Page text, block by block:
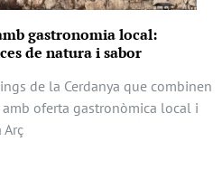
gastronomia local:
de natura i sabor
de la Cerdanya que combinen
oferta gastronòmica local i